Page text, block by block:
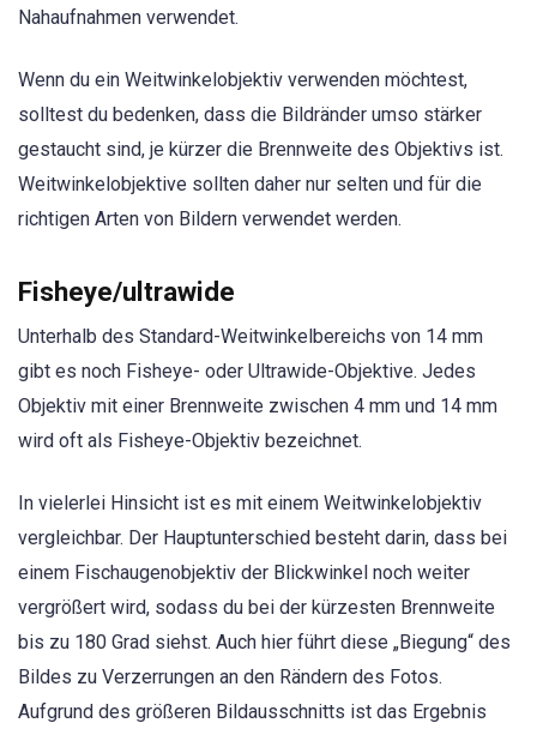
Nahaufnahmen verwendet.
Wenn du ein Weitwinkelobjektiv verwenden möchtest,
solltest du bedenken, dass die Bildränder umso stärker
gestaucht sind, je kürzer die Brennweite des Objektivs ist.
Weitwinkelobjektive sollten daher nur selten und für die
richtigen Arten von Bildern verwendet werden.
Fisheye/ultrawide
Unterhalb des Standard-Weitwinkelbereichs von 14 mm
gibt es noch Fisheye- oder Ultrawide-Objektive. Jedes
Objektiv mit einer Brennweite zwischen 4 mm und 14 mm
wird oft als Fisheye-Objektiv bezeichnet.
In vielerlei Hinsicht ist es mit einem Weitwinkelobjektiv
vergleichbar. Der Hauptunterschied besteht darin, dass bei
einem Fischaugenobjektiv der Blickwinkel noch weiter
vergrößert wird, sodass du bei der kürzesten Brennweite
bis zu 180 Grad siehst. Auch hier führt diese „Biegung“ des
Bildes zu Verzerrungen an den Rändern des Fotos.
Aufgrund des größeren Bildausschnitts ist das Ergebnis